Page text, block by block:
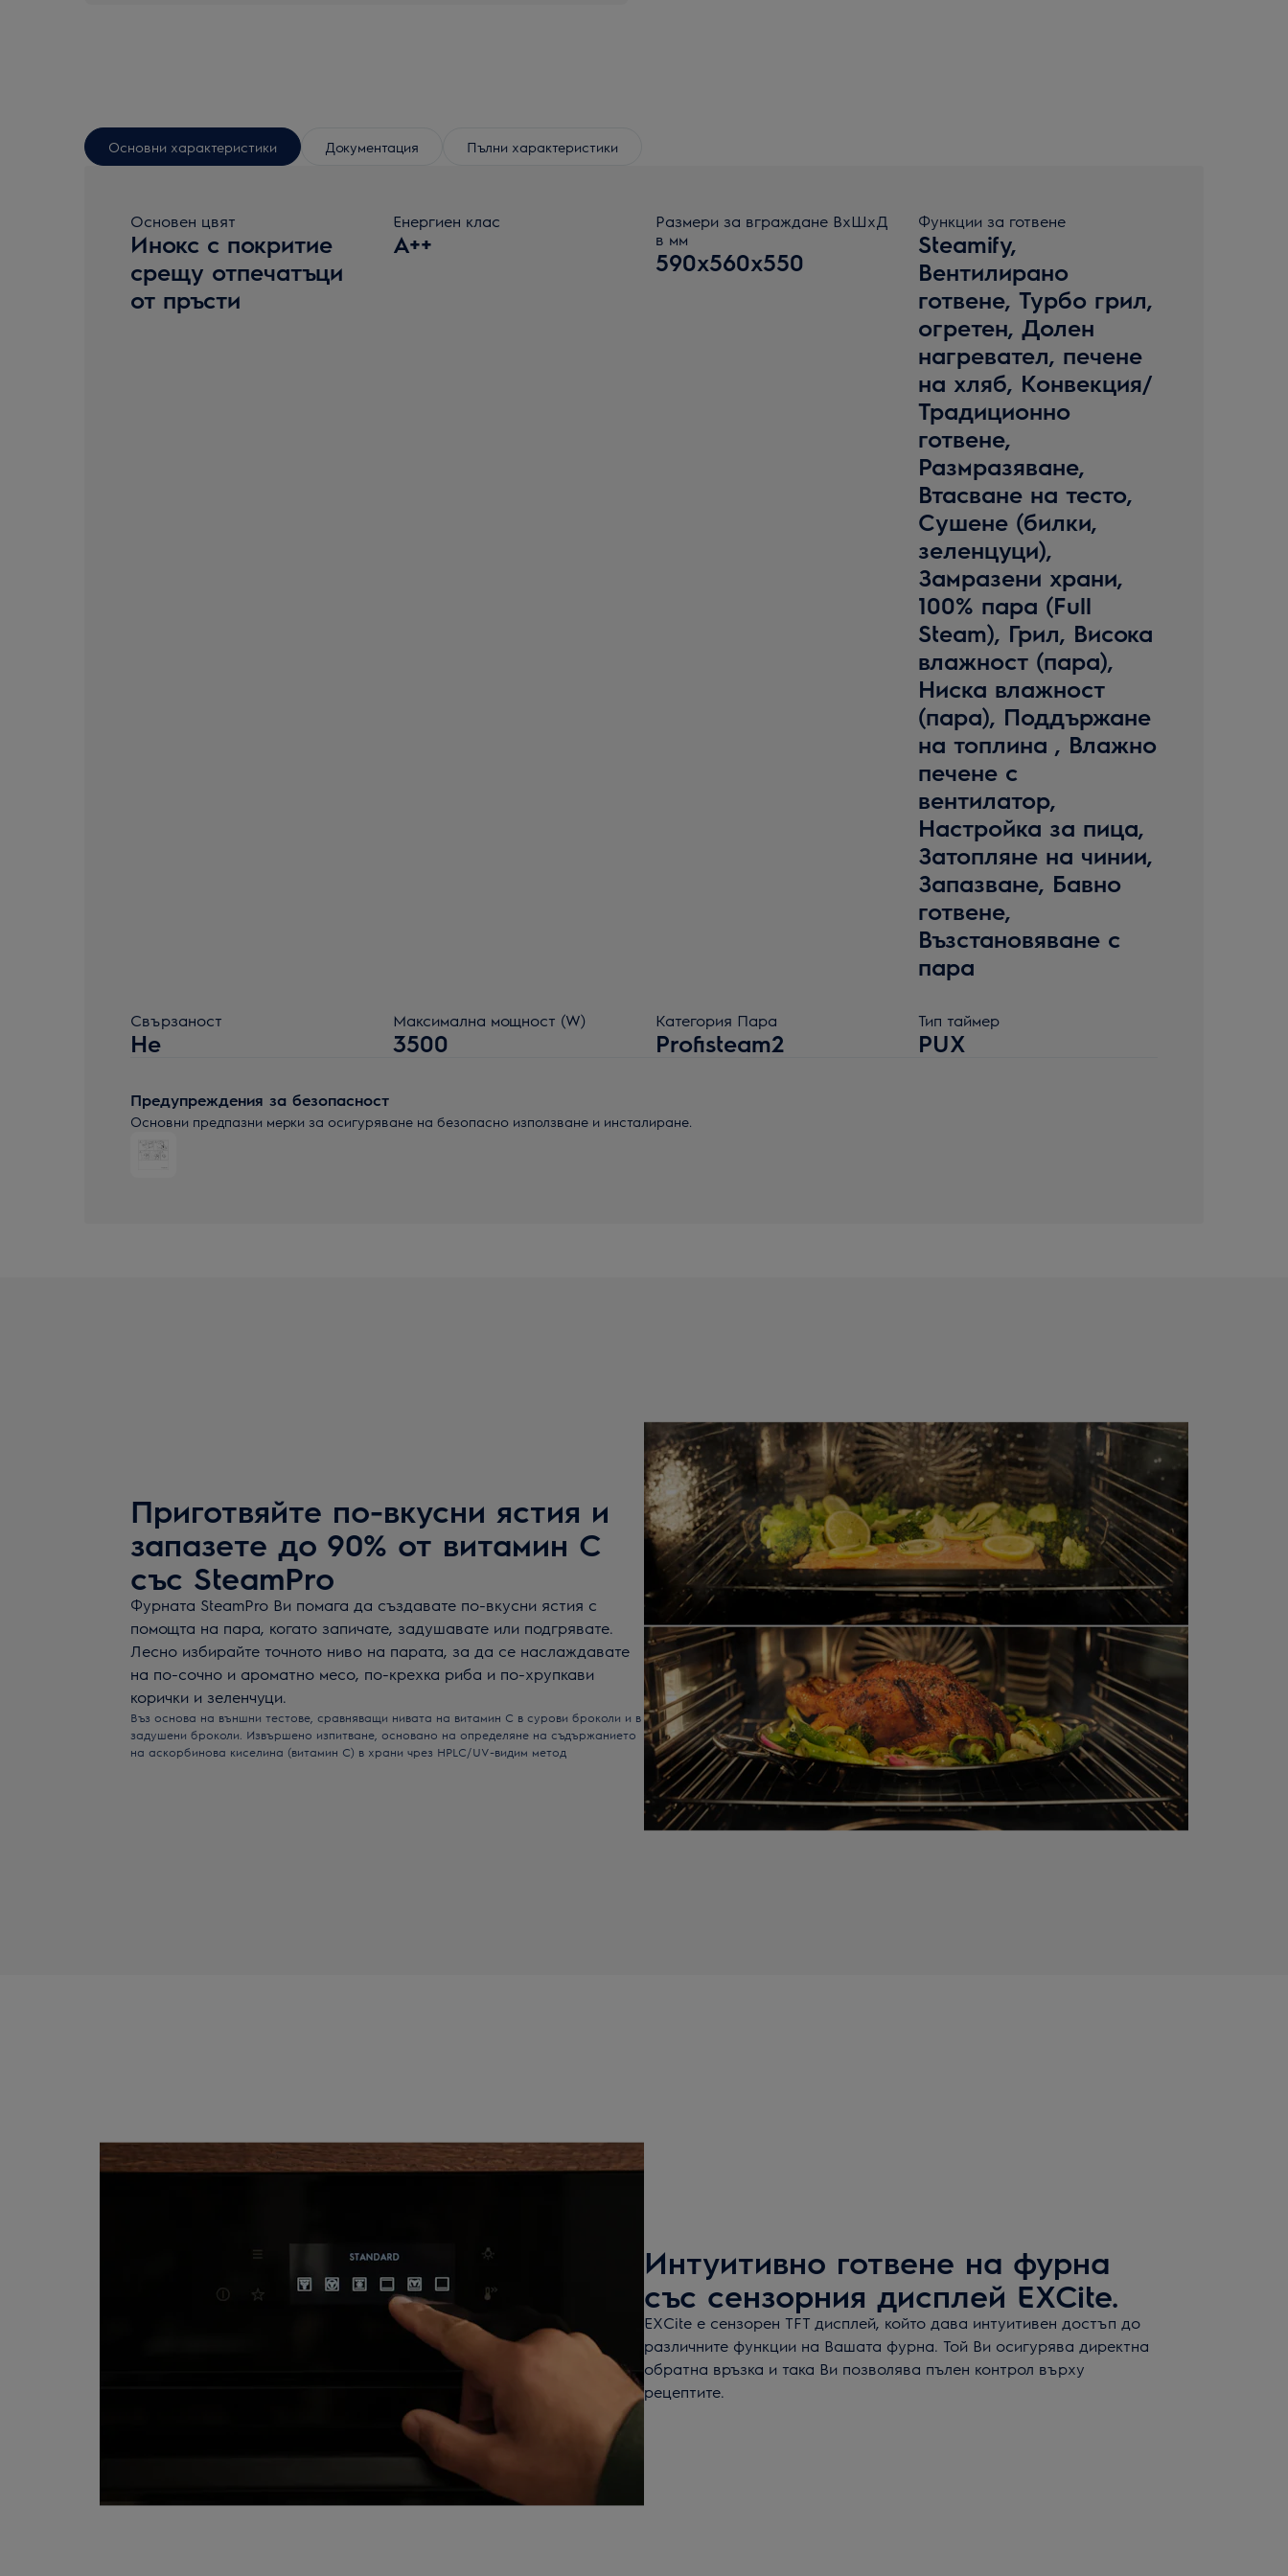
Основни характеристики Документация Пълни характеристики
Основен цвят
Инокс с покритие
срещу отпечатъци
от пръсти
Енергиен клас
A++
Размери за вграждане ВxШxД
в мм
590x560x550
Функции за готвене
Steamify,
Вентилирано
готвене, Турбо грил,
огретен, Долен
нагревател, печене
на хляб, Конвекция/
Традиционно
готвене,
Размразяване,
Втасване на тесто,
Сушене (билки,
зеленцуци),
Замразени храни,
100% пара (Full
Steam), Грил, Висока
влажност (пара),
Ниска влажност
(пара), Поддържане
на топлина , Влажно
печене с
вентилатор,
Настройка за пица,
Затопляне на чинии,
Запазване, Бавно
готвене,
Възстановяване с
пара
Свързаност
Не
Максимална мощност (W)
3500
Категория Пара
Profisteam2
Тип таймер
PUX
Предупреждения за безопасност
Основни предпазни мерки за осигуряване на безопасно използване и инсталиране.
Приготвяйте по-вкусни ястия и
запазете до 90% от витамин С
със SteamPro
Фурната SteamPro Ви помага да създавате по-вкусни ястия с
помощта на пара, когато запичате, задушавате или подгрявате.
Лесно избирайте точното ниво на парата, за да се наслаждавате
на по-сочно и ароматно месо, по-крехка риба и по-хрупкави
корички и зеленчуци.
Въз основа на външни тестове, сравняващи нивата на витамин С в сурови броколи и в
задушени броколи. Извършено изпитване, основано на определяне на съдържанието
на аскорбинова киселина (витамин С) в храни чрез HPLC/UV-видим метод
Интуитивно готвене на фурна
със сензорния дисплей EXCite.
EXCite е сензорен TFT дисплей, който дава интуитивен достъп до
различните функции на Вашата фурна. Той Ви осигурява директна
обратна връзка и така Ви позволява пълен контрол върху
рецептите.